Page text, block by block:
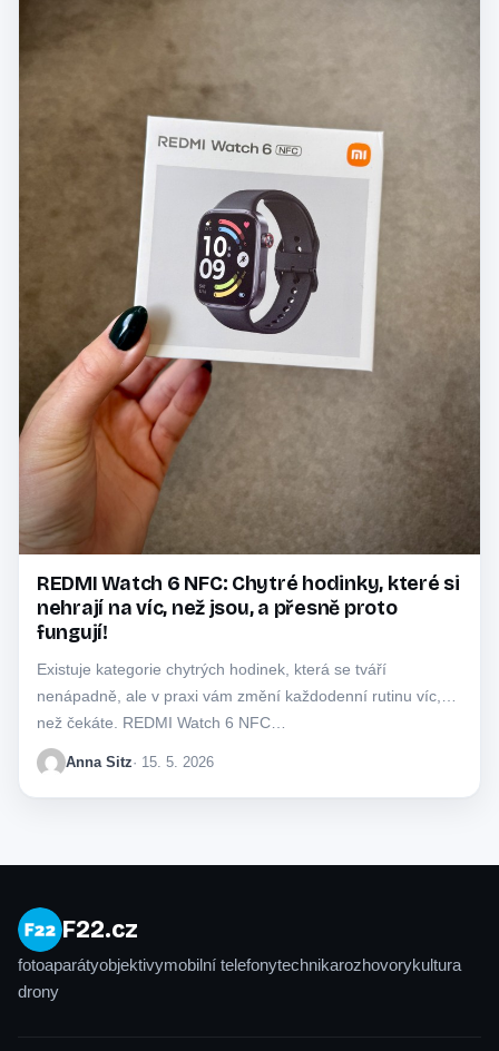
REDMI Watch 6 NFC: Chytré hodinky, které si
nehrají na víc, než jsou, a přesně proto
fungují!
Existuje kategorie chytrých hodinek, která se tváří
nenápadně, ale v praxi vám změní každodenní rutinu víc,
než čekáte. REDMI Watch 6 NFC…
Anna Sitz· 15. 5. 2026
F22.cz
fotoaparátyobjektivymobilní telefonytechnikarozhovorykultura
drony